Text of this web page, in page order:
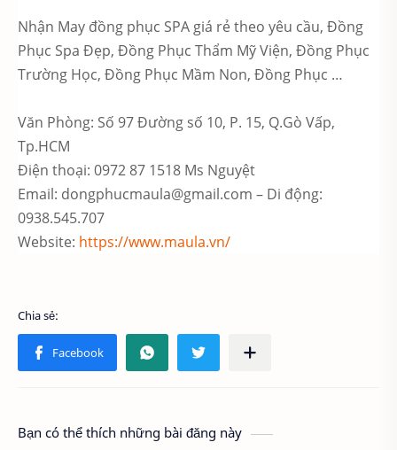
Nhận May đồng phục SPA giá rẻ theo yêu cầu, Đồng
Phục Spa Đẹp, Đồng Phục Thẩm Mỹ Viện, Đồng Phục
Trường Học, Đồng Phục Mầm Non, Đồng Phục …
Văn Phòng: Số 97 Đường số 10, P. 15, Q.Gò Vấp,
Tp.HCM
Điện thoại: 0972 87 1518 Ms Nguyệt
Email: dongphucmaula@gmail.com – Di động:
0938.545.707
Website: https://www.maula.vn/
Bạn có thể thích những bài đăng này